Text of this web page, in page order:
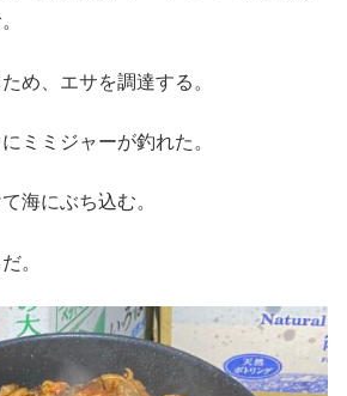
め、エサを調達する。
ミミジャーが釣れた。
海にぶち込む。
。